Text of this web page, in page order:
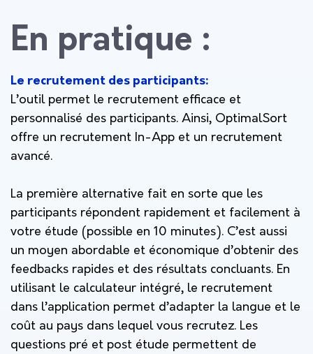
En pratique :
Le recrutement des participants:
L’outil permet le recrutement efficace et
personnalisé des participants. Ainsi, OptimalSort
offre un recrutement In-App et un recrutement
avancé.
La première alternative fait en sorte que les
participants répondent rapidement et facilement à
votre étude (possible en 10 minutes). C’est aussi
un moyen abordable et économique d’obtenir des
feedbacks rapides et des résultats concluants. En
utilisant le calculateur intégré, le recrutement
dans l’application permet d’adapter la langue et le
coût au pays dans lequel vous recrutez. Les
questions pré et post étude permettent de